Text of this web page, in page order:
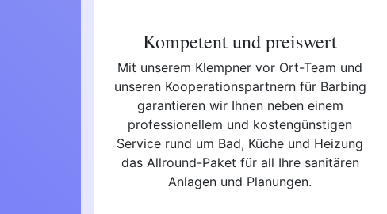
Kompetent und preiswert
Mit unserem Klempner vor Ort-Team und
unseren Kooperationspartnern für Barbing
garantieren wir Ihnen neben einem
professionellem und kostengünstigen
Service rund um Bad, Küche und Heizung
das Allround-Paket für all Ihre sanitären
Anlagen und Planungen.